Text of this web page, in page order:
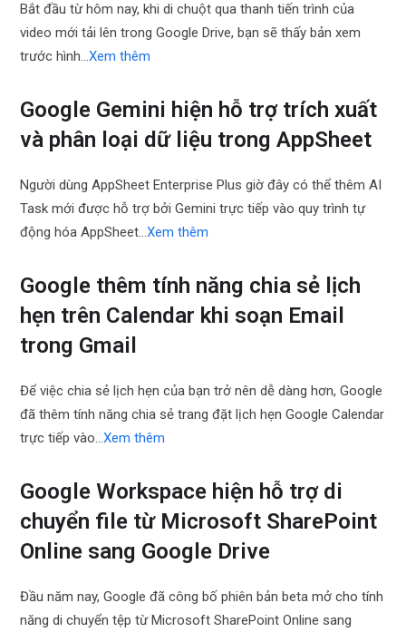
Bắt đầu từ hôm nay, khi di chuột qua thanh tiến trình của
video mới tải lên trong Google Drive, bạn sẽ thấy bản xem
trước hình…Xem thêm
Google Gemini hiện hỗ trợ trích xuất
và phân loại dữ liệu trong AppSheet
Người dùng AppSheet Enterprise Plus giờ đây có thể thêm AI
Task mới được hỗ trợ bởi Gemini trực tiếp vào quy trình tự
động hóa AppSheet…Xem thêm
Google thêm tính năng chia sẻ lịch
hẹn trên Calendar khi soạn Email
trong Gmail
Để việc chia sẻ lịch hẹn của bạn trở nên dễ dàng hơn, Google
đã thêm tính năng chia sẻ trang đặt lịch hẹn Google Calendar
trực tiếp vào…Xem thêm
Google Workspace hiện hỗ trợ di
chuyển file từ Microsoft SharePoint
Online sang Google Drive
Đầu năm nay, Google đã công bố phiên bản beta mở cho tính
năng di chuyển tệp từ Microsoft SharePoint Online sang